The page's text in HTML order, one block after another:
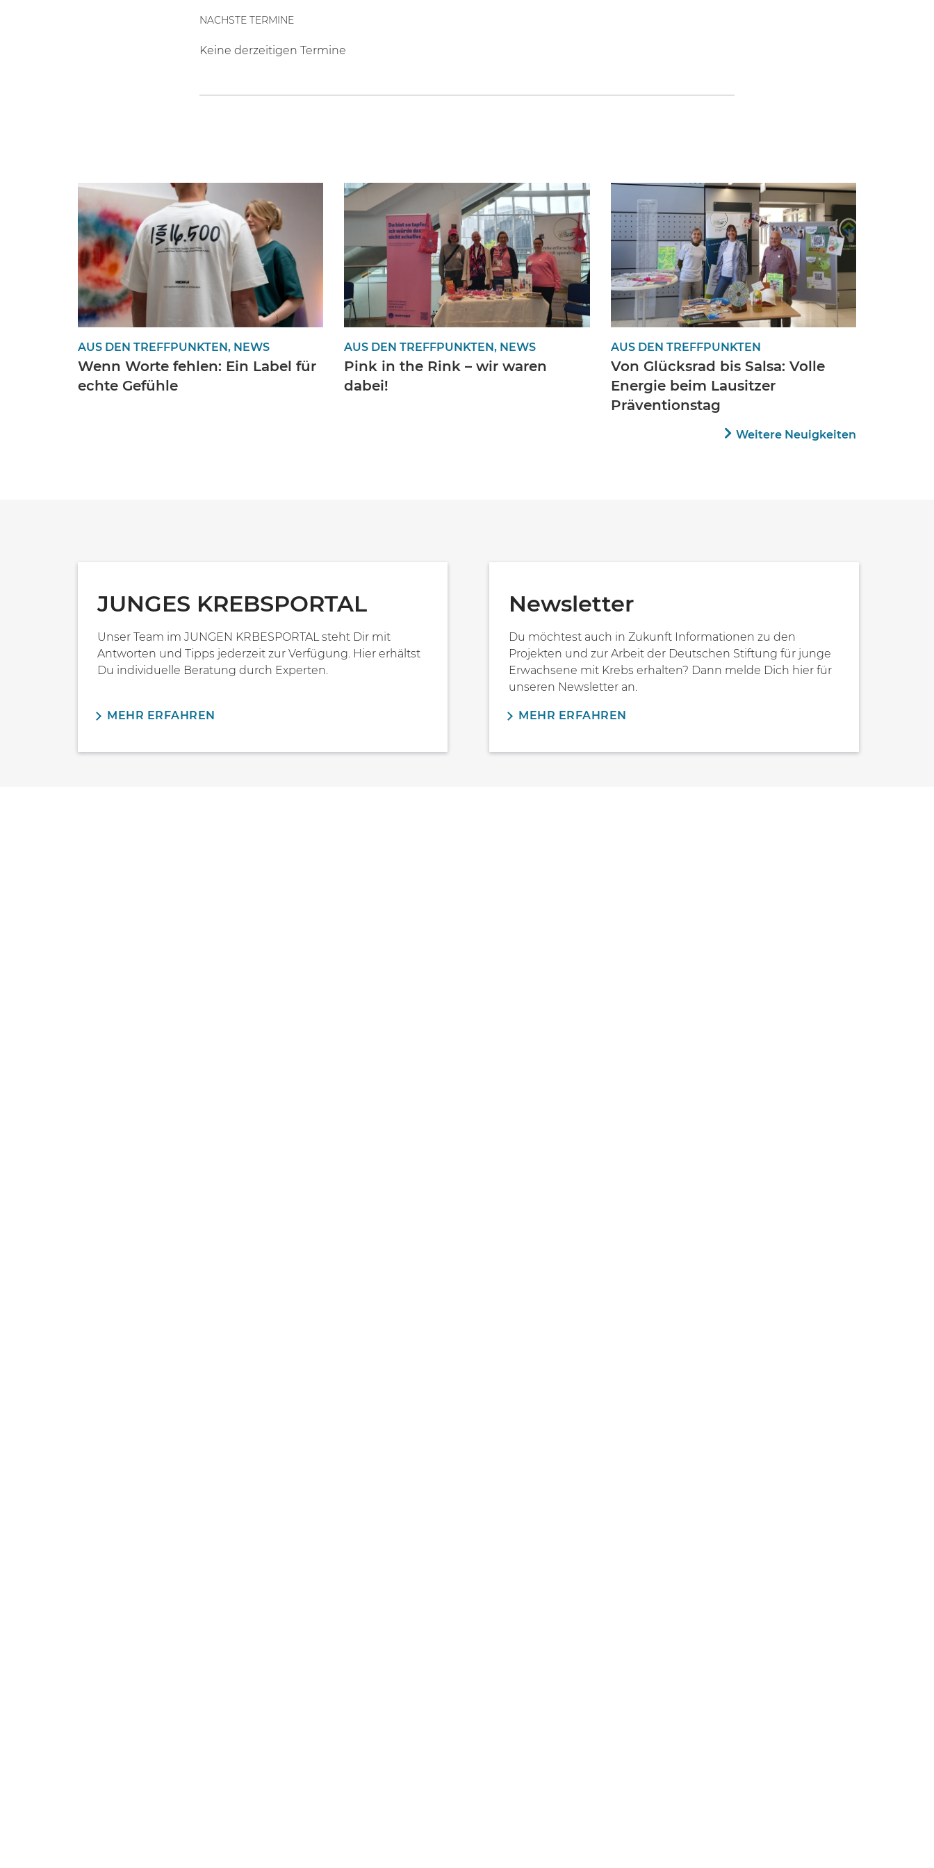
NACHSTE TERMINE
Keine derzeitigen Termine
AUS DEN TREFFPUNKTEN, NEWS
Wenn Worte fehlen: Ein Label für
echte Gefühle
AUS DEN TREFFPUNKTEN, NEWS
Pink in the Rink – wir waren
dabei!
AUS DEN TREFFPUNKTEN
Von Glücksrad bis Salsa: Volle
Energie beim Lausitzer
Präventionstag
Weitere Neuigkeiten
JUNGES KREBSPORTAL
Unser Team im JUNGEN KRBESPORTAL steht Dir mit
Antworten und Tipps jederzeit zur Verfügung. Hier erhältst
Du individuelle Beratung durch Experten.
MEHR ERFAHREN
Newsletter
Du möchtest auch in Zukunft Informationen zu den
Projekten und zur Arbeit der Deutschen Stiftung für junge
Erwachsene mit Krebs erhalten? Dann melde Dich hier für
unseren Newsletter an.
MEHR ERFAHREN